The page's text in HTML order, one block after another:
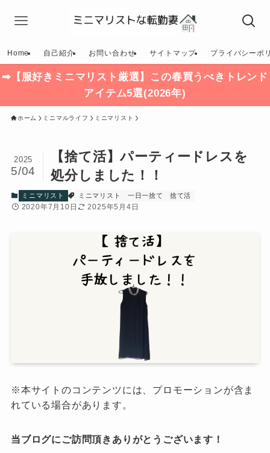
Home 自己紹介 お問い合わせ サイトマップ プライバシーポ
➡【服好きミニマリスト厳選】この春買うべきトレンド
アイテム5選(2026年)
ホーム ミニマルライフ ミニマリスト
【捨て活】パーティードレスを
処分しました！！
2025
5/04
ミニマリスト ミニマリスト 一日一捨て 捨て活
2020年7月10日 2025年5月4日
※本サイトのコンテンツには、プロモーションが含ま
れている場合があります。
当ブログにご訪問頂きありがとうございます！